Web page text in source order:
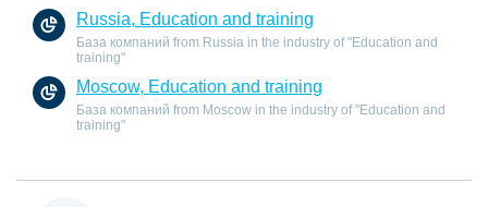
Russia, Education and training
База компаний from Russia in the industry of "Education and
training"
Moscow, Education and training
База компаний from Moscow in the industry of "Education and
training"